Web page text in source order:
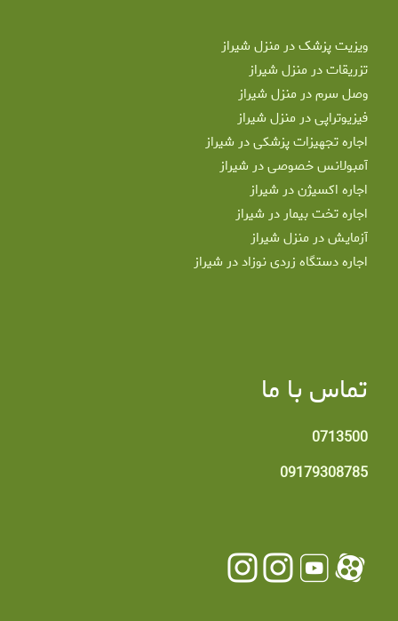
ویزیت پزشک در منزل شیراز
تزریقات در منزل شیراز
وصل سرم در منزل شیراز
فیزیوتراپی در منزل شیراز
اجاره تجهیزات پزشکی در شیراز
آمبولانس خصوصی در شیراز
اجاره اکسیژن در شیراز
اجاره تخت بیمار در شیراز
آزمایش در منزل شیراز
اجاره دستگاه زردی نوزاد در شیراز
تماس با ما
0713500
09179308785